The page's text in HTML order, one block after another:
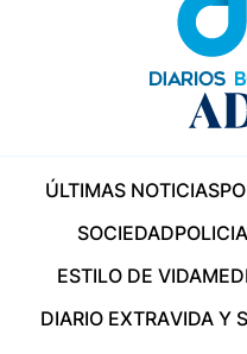
ÚLTIMAS NOTICIAS
SOCIEDAD
ESTILO DE VIDA
DIARIO EXTRAVIDA Y